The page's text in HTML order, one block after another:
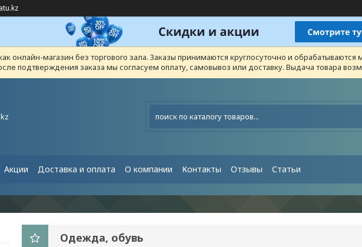
онлайн-магазин без торгового зала. Заказы принимаются круглосуточно и
подтверждения заказа мы согласуем оплату, самовывоз или доставку. Выдача товара
Акции Доставка и оплата О компании Контакты Отзывы Статьи
Одежда, обувь